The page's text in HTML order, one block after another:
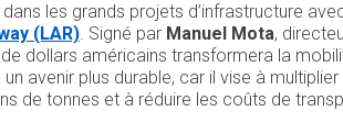
les grands projets d’infrastructure
(LAR). Signé par Manuel Mota,
dollars américains transformera la
avenir plus durable, car il vise à
de tonnes et à réduire les coûts de